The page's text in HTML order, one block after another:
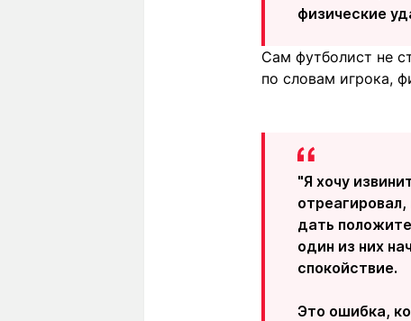
физические
Сам футболист не
по словам игрока,
"Я хочу
дать
один из них
спокойствие.
Это ошибка,